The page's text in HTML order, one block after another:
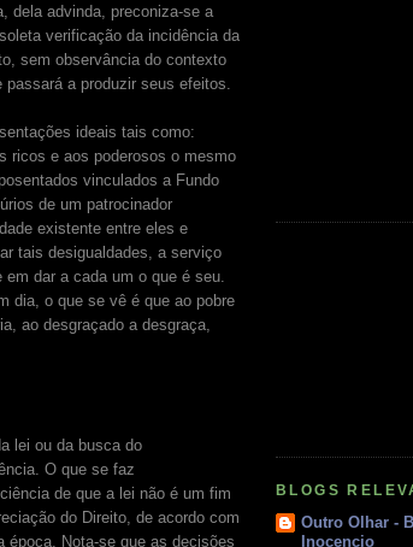
dela advinda, preconiza-se a
verificação da incidência da
sem observância do contexto
a produzir seus efeitos.
ideais tais como:
ricos e aos poderosos o mesmo
vinculados a Fundo
de um patrocinador
existente entre eles e
tais desigualdades, a serviço
dar a cada um o que é seu.
dia, o que se vê é que ao pobre
ao desgraçado a desgraça,
lei ou da busca do
O que se faz
de que a lei não é um fim
do Direito, de acordo com
época. Nota-se que as decisões
BLOGS
Outro Olhar -
Inocencio